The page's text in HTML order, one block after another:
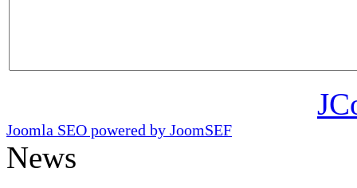
Joomla SEO powered by JoomSEF
News